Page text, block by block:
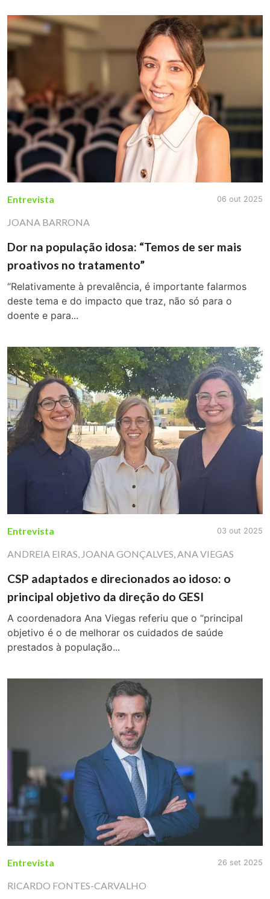
Entrevista 06 out 2025
JOANA BARRONA
Dor na população idosa: “Temos de ser mais
proativos no tratamento”
“Relativamente à prevalência, é importante falarmos
deste tema e do impacto que traz, não só para o
doente e para...
Entrevista 03 out 2025
ANDREIA EIRAS, JOANA GONÇALVES,ANA VIEGAS
CSP adaptados e direcionados ao idoso: o
principal objetivo da direção do GESI
A coordenadora Ana Viegas referiu que o “principal
objetivo é o de melhorar os cuidados de saúde
prestados à população...
Entrevista 26 set 2025
RICARDO FONTES-CARVALHO